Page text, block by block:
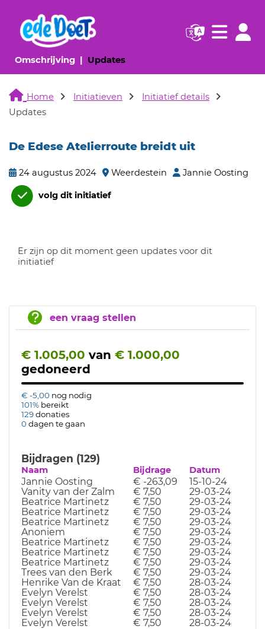
Omschrijving(huidige pagina)
Updates(huidige pagina)
Navigatie
Home Initiatieven
Initiatief details
Updates
De Edese Atelierroute breidt uit
24 augustus 2024 Weerdestein Jannie Oosting
volg dit initiatief
Er zijn op dit moment geen updates voor dit
initiatief
een vraag stellen
€ 1.005,00 van € 1.000,00
gedoneerd
€ -5,00 nog nodig
101% bereikt
129donaties
0dagen te gaan
Bijdragen (129)
Naam Bijdrage Datum
Jannie Oosting € -263,09
15-10-24
Vanity van der Zalm
€ 7,50
29-03-24
Beatrice Martinetz
€ 7,50
29-03-24
Beatrice Martinetz
€ 7,50
29-03-24
Beatrice Martinetz
€ 7,50
29-03-24
Anoniem
€ 7,50
29-03-24
Beatrice Martinetz
€ 7,50
29-03-24
Beatrice Martinetz
€ 7,50
29-03-24
Beatrice Martinetz
€ 7,50
29-03-24
Trees van den Berk
€ 7,50
29-03-24
Henrike Van de Kraat
€ 7,50
28-03-24
Evelyn Verelst
€ 7,50
28-03-24
Evelyn Verelst
€ 7,50
28-03-24
Evelyn Verelst
€ 7,50
28-03-24
Evelyn Verelst
€ 7,50 28-03-24